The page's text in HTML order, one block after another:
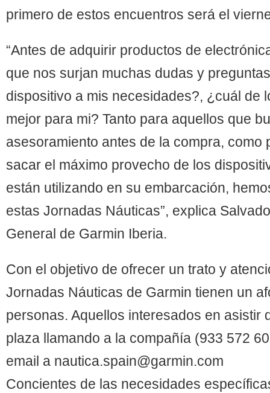
primero de estos encuentros será el
“Antes de adquirir productos de
que nos surjan muchas dudas y
dispositivo a mis necesidades?, ¿cuál de
mejor para mi? Tanto para aquellos que
asesoramiento antes de la compra, como
sacar el máximo provecho de los
están utilizando en su embarcación,
estas Jornadas Náuticas”, explica
General de Garmin Iberia.
Con el objetivo de ofrecer un trato y
Jornadas Náuticas de Garmin tienen un
personas. Aquellos interesados en asistir
plaza llamando a la compañía (933 572
email a nautica.spain@garmin.com
Concientes de las necesidades